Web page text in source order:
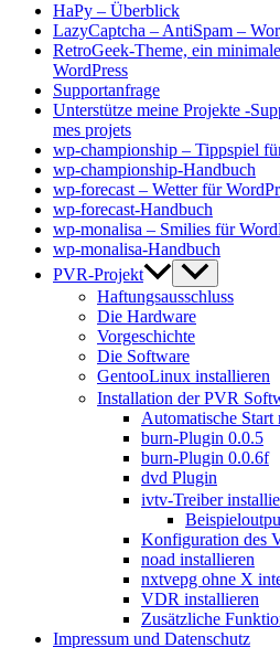
HaPy – Überblick
LazyCaptcha – AntiSpam –
RetroGeek-Theme, ein
WordPress
Supportanfrage
Unterstütze meine Projekte -
mes projets
wp-championship – Tippspiel
wp-championship-Handbuch
wp-forecast – Wetter für
wp-forecast-Handbuch
wp-monalisa – Smilies für
wp-monalisa-Handbuch
PVR-Projekt
Haftungsausschluss
Die Hardware
Vorgeschichte
Die Software
GentooLinux installieren
Installation der PVR
Automatische
burn-Plugin 0.0.5
burn-Plugin 0.0.6f
dvd Plugin
ivtv-Treiber
Konfiguration des
noad installieren
nxtvepg ohne X
VDR installieren
Zusätzliche
Impressum und Datenschutz